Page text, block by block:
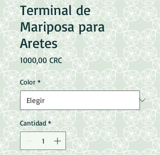
Terminal de
Mariposa para
Aretes
1000,00 CRCPrecio
Color *
Cantidad *